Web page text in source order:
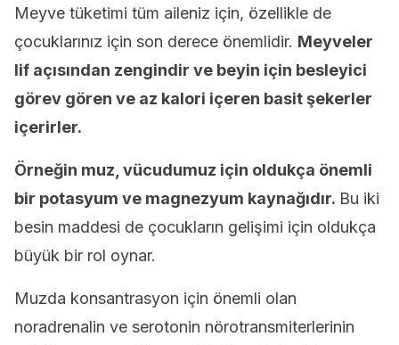
Meyve tüketimi tüm aileniz için, özellikle de
çocuklarınız için son derece önemlidir. Meyveler
lif açısından zengindir ve beyin için besleyici
görev gören ve az kalori içeren basit şekerler
içerirler.
Örneğin muz, vücudumuz için oldukça önemli
bir potasyum ve magnezyum kaynağıdır. Bu iki
besin maddesi de çocukların gelişimi için oldukça
büyük bir rol oynar.
Muzda konsantrasyon için önemli olan
noradrenalin ve serotonin nörotransmiterlerinin